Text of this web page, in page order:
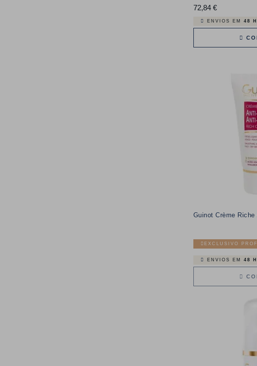
72,84 €Preço
ENVIOS EM 48
Guinot Crème Riche
EXCLUSIVO
ENVIOS EM 48